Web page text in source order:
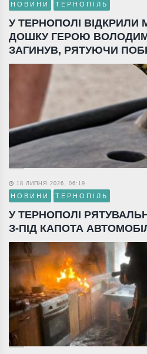
НОВИНИ ТЕРНОПІЛЬ
У ТЕРНОПОЛІ ВІДКРИЛИ
ДОШКУ ГЕРОЮ
ЗАГИНУВ, РЯТУЮЧИ
18 ЛИПНЯ 2026, 06:19
НОВИНИ ТЕРНОПІЛЬ
У ТЕРНОПОЛІ
З-ПІД КАПОТА